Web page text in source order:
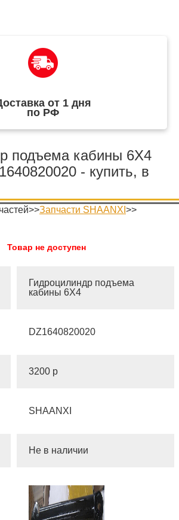
от 1 дня
по РФ
подъема кабины 6X4
- купить, в
Запчасти SHAANXI >>
Товар не доступен
Гидроцилиндр подъема
кабины 6X4
DZ1640820020
3200 р
SHAANXI
Не в наличии